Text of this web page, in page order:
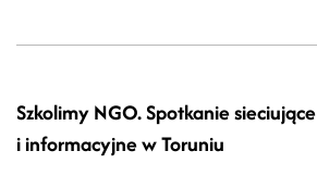
Szkolimy NGO. Spotkanie sieciujące
i informacyjne w Toruniu